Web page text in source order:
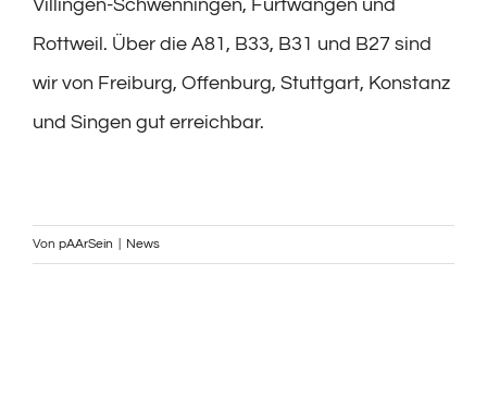
Villingen-Schwenningen, Furtwangen und
Rottweil. Über die A81, B33, B31 und B27 sind
wir von Freiburg, Offenburg, Stuttgart, Konstanz
und Singen gut erreichbar.
Von pAArSein News